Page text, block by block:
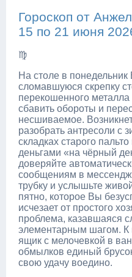
Гороскоп от
15 по 21 июня
♍
На столе в
сломавшуюся скрепку
перекошенного
сбавить обороты и
несшиваемое.
разобрать антресоли с
складках старого
деньгами «на чёрный
доверяйте
сообщениям в
трубку и услышьте
пятно, которое Вы
исчезает от простого
проблема, казавшаяся
элементарным шагом. К
ящик с мелочевкой в
обмылков единый
свою удачу воедино.